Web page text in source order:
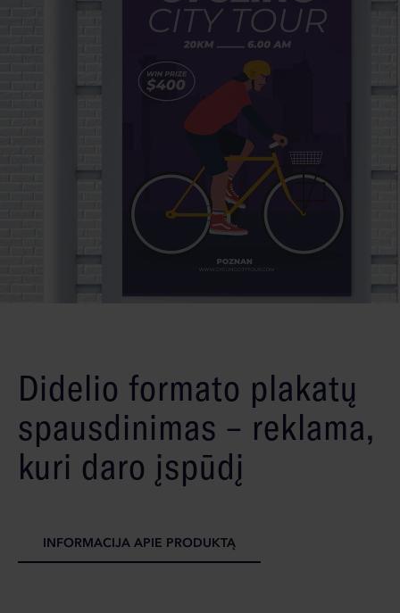
Didelio formato plakatų
spausdinimas – reklama,
kuri daro įspūdį
INFORMACIJA APIE PRODUKTĄ